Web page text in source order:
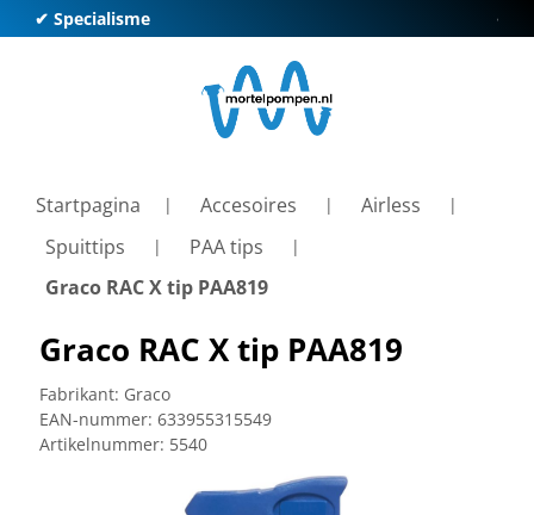
✔ Specialisme ✔
Startpagina Accesoires
Airless
Spuittips
PAA tips
Graco RAC X tip PAA819
Graco RAC X tip PAA819
Fabrikant: Graco
EAN-nummer: 633955315549
Artikelnummer: 5540